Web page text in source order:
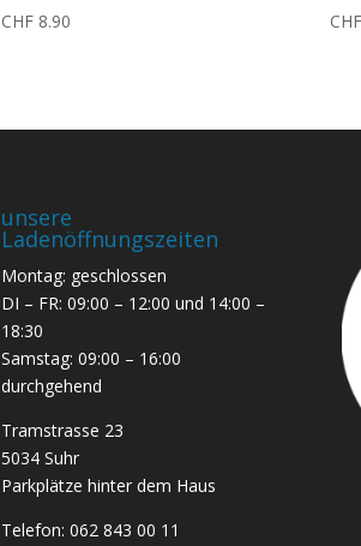
CHF 8.90 CHF
unsere
Ladenöffnungszeiten
Montag: geschlossen
DI – FR: 09:00 – 12:00 und 14:00 –
18:30
Samstag: 09:00 – 16:00
durchgehend
Tramstrasse 23
5034 Suhr
Parkplätze hinter dem Haus
Telefon:062 843 00 11